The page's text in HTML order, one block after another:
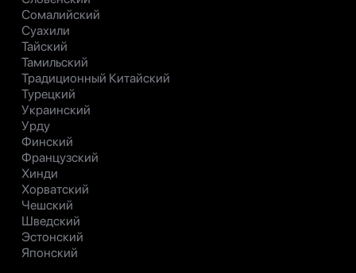
Сомалийский
Суахили
Тайский
Тамильский
Традиционный Китайский
Турецкий
Украинский
Урду
Финский
Французский
Хинди
Хорватский
Чешский
Шведский
Эстонский
Японский